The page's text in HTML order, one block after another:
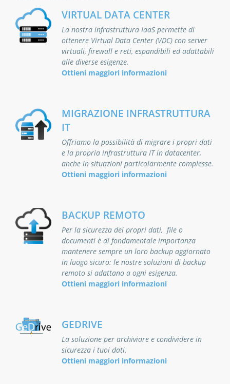
VIRTUAL DATA CENTER
La nostra infrastruttura IaaS permette di
ottenere Virtual Data Center (VDC) con server
virtuali, firewall e reti, espandibili ed adattabili
alle diverse esigenze.
Ottieni maggiori informazioni
MIGRAZIONE INFRASTRUTTURA
IT
Offriamo la possibilità di migrare i propri dati
e la propria infrastruttura IT in datacenter,
anche in situazioni particolarmente complesse.
Ottieni maggiori informazioni
BACKUP REMOTO
Per la sicurezza dei propri dati, file o
documenti è di fondamentale importanza
mantenere sempre un loro backup aggiornato
in luogo sicuro: le nostre soluzioni di backup
remoto si adattano a ogni esigenza.
Ottieni maggiori informazioni
GEDRIVE
La soluzione per archiviare e condividere in
sicurezza i tuoi dati.
Ottieni maggiori informazioni